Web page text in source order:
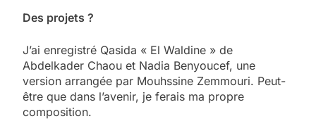
Des projets ?
J’ai enregistré Qasida « El Waldine » de
Abdelkader Chaou et Nadia Benyoucef, une
version arrangée par Mouhssine Zemmouri. Peut-
être que dans l’avenir, je ferais ma propre
composition.
Jacques Hadida
JUDAISME
8